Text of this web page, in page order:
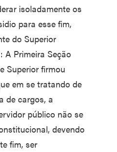
isoladamente os
para esse fim,
do Superior
A Primeira Seção
Superior firmou
em se tratando de
de cargos, a
público não se
devendo
fim, ser